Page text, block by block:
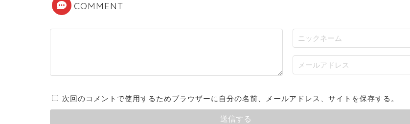
COMMENT
次回のコメントで使用するためブラウザーに自分の名前、メールアドレス、サイトを保存する。